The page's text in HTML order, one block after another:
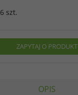
6 szt.
ZAPYTAJ O PRODUKT
OPIS